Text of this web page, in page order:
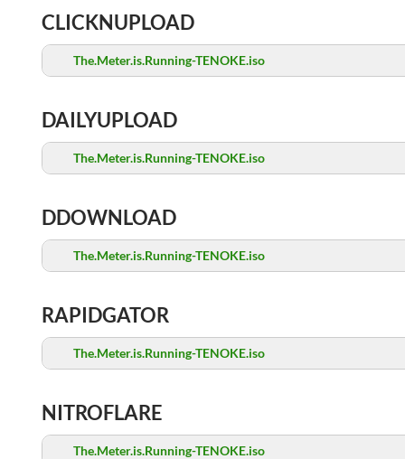
CLICKNUPLOAD
The.Meter.is.Running-TENOKE.iso
DAILYUPLOAD
The.Meter.is.Running-TENOKE.iso
DDOWNLOAD
The.Meter.is.Running-TENOKE.iso
RAPIDGATOR
The.Meter.is.Running-TENOKE.iso
NITROFLARE
The.Meter.is.Running-TENOKE.iso